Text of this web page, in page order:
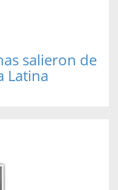
salieron de
Latina